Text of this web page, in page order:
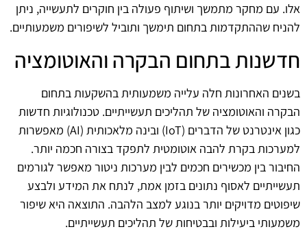
אלו. עם מחקר מתמשך ושיתוף פעולה בין חוקרים לתעשייה, ניתן
להניח שההתקדמות בתחום תימשך ותוביל לשיפורים משמעותיים.
חדשנות בתחום הבקרה והאוטומציה
בשנים האחרונות חלה עלייה משמעותית בהשקעות בתחום
הבקרה והאוטומציה של תהליכים תעשייתיים. טכנולוגיות חדשות
כגון אינטרנט של הדברים (IoT) ובינה מלאכותית (AI) מאפשרות
למערכות בקרת להבה אוטומטית לתפקד בצורה חכמה יותר.
החיבור בין מכשירים חכמים לבין מערכות ניטור מאפשר לגורמים
תעשייתיים לאסוף נתונים בזמן אמת, לנתח את המידע ולבצע
שיפוטים מדויקים יותר בנוגע למצב הלהבה. התוצאה היא שיפור
משמעותי ביעילות ובבטיחות של תהליכים תעשייתיים.